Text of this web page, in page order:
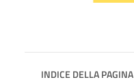
INDICE DELLA PAGINA